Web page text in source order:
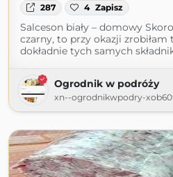
287 4 Zapisz
Salceson biały – domowy
czarny, to przy okazji zrobiłam
dokładnie tych samych
Ogrodnik w podróży
xn--ogrodnikwpodry-